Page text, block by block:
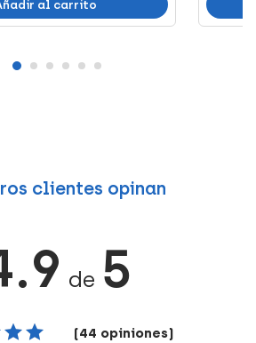
al carrito
clientes opinan
de 5
(44 opiniones)